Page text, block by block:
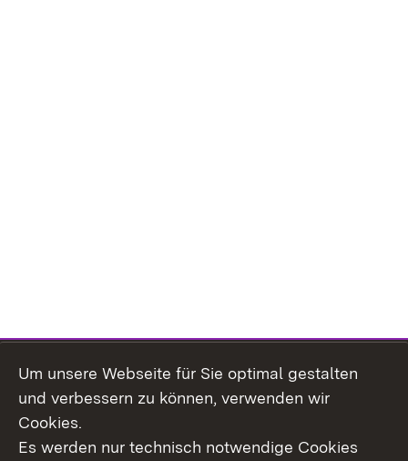
Topic overview
Um unsere Webseite für Sie optimal gestalten
und verbessern zu können, verwenden wir
Cookies.
Es werden nur technisch notwendige Cookies